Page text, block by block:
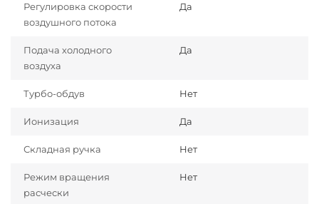
Регулировка скорости
воздушного потока
Да
Подача холодного
воздуха
Да
Турбо-обдув Нет
Ионизация Да
Складная ручка Нет
Режим вращения
расчески
Нет